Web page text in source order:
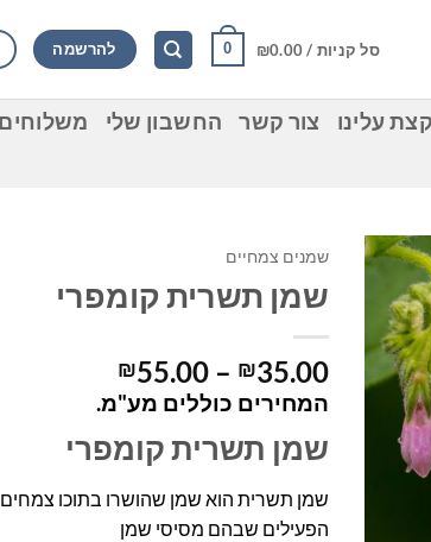
סל קניות / ₪0.00
0 להרשמה
קצת עלינו צור קשר החשבון שלי
משלוחים
שמנים צמחיים
שמן תשרית קומפרי
₪35.00
–
₪55.00
מחירים:
עד
המחירים כוללים מע"מ.
שמן תשרית קומפרי
שמן תשרית הוא שמן שהושרו בתוכו
הפעילים שבהם מסיסי שמן